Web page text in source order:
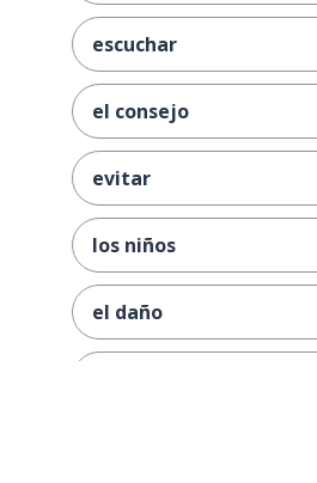
escuchar
el consejo
evitar
los niños
el daño